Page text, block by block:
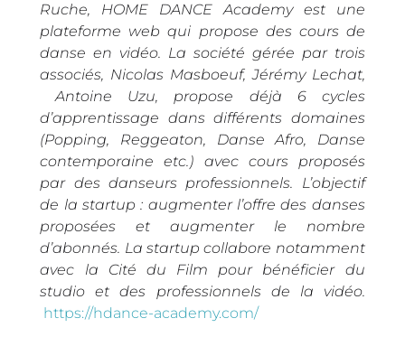
Ruche, HOME DANCE Academy est une
plateforme web qui propose des cours de
danse en vidéo. La société gérée par trois
associés, Nicolas Masboeuf, Jérémy Lechat,
Antoine Uzu, propose déjà 6 cycles
d’apprentissage dans différents domaines
(Popping, Reggeaton, Danse Afro, Danse
contemporaine etc.) avec cours proposés
par des danseurs professionnels. L’objectif
de la startup : augmenter l’offre des danses
proposées et augmenter le nombre
d’abonnés. La startup collabore notamment
avec la Cité du Film pour bénéficier du
studio et des professionnels de la vidéo.
https://hdance-academy.com/